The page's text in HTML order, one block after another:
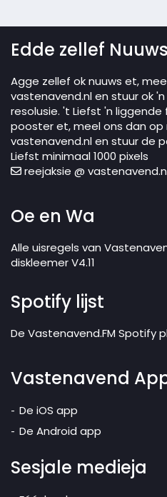
Edde zellef
Agge zellef ok nuuws et,
vastenavend.nl en stuur ok
resolusie. 't Liefst 'n
pooster et, meel ons dan op
vastenavend.nl en stuur de
Liefst minimaal 1000 pixels
reejaksie @
Oe en Wa
Alle uisregels van
diskleemer V4.11
Spotify lijst
De Vastenavend.FM Spotify
Vastenavend
De iOS app
De Android app
Sesjale medieja